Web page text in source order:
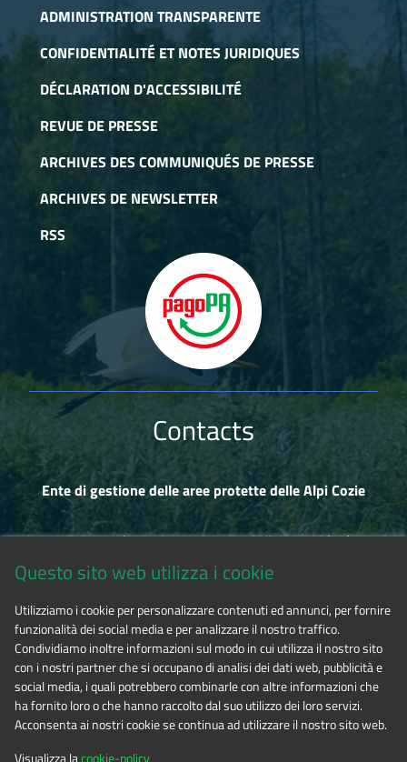
ADMINISTRATION TRANSPARENTE
CONFIDENTIALITÉ ET NOTES JURIDIQUES
DÉCLARATION D'ACCESSIBILITÉ
REVUE DE PRESSE
ARCHIVES DES COMMUNIQUÉS DE PRESSE
ARCHIVES DE NEWSLETTER
RSS
Contacts
Ente di gestione delle aree protette delle Alpi Cozie
Via Fransuà Fontan, 1 - 10050 Salbertrand (TO)
Tel. 0122.854720
E-mailalpicozie@cert.ruparpiemonte.it
Questo sito web utilizza i cookie
Utilizziamo i cookie per personalizzare contenuti ed annunci, per fornire
funzionalità dei social media e per analizzare il nostro traffico.
Condividiamo inoltre informazioni sul modo in cui utilizza il nostro sito
con i nostri partner che si occupano di analisi dei dati web, pubblicità e
social media, i quali potrebbero combinarle con altre informazioni che
ha fornito loro o che hanno raccolto dal suo utilizzo dei loro servizi.
Acconsenta ai nostri cookie se continua ad utilizzare il nostro sito web.